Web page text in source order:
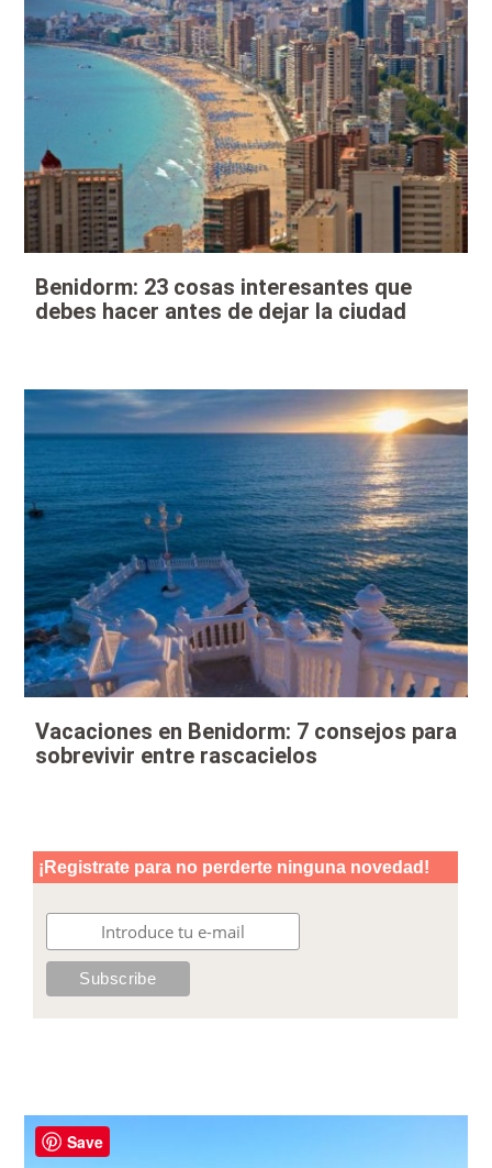
Benidorm: 23 cosas interesantes que
debes hacer antes de dejar la ciudad
Vacaciones en Benidorm: 7 consejos para
sobrevivir entre rascacielos
Save